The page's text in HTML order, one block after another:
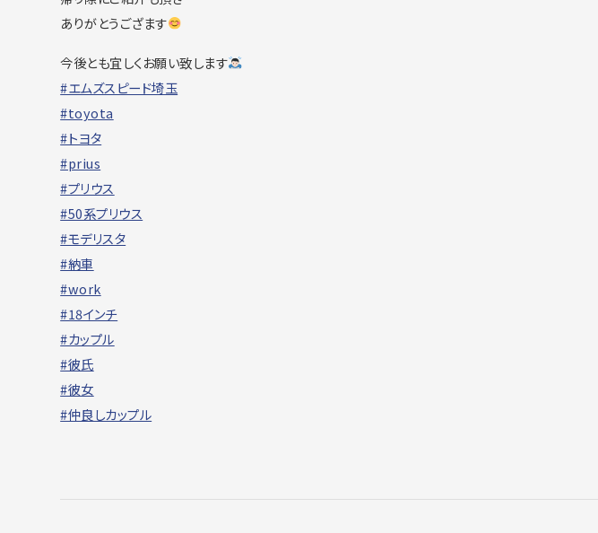
ありがとうござます
今後とも宜しくお願い致します
#エムズスピード埼玉
#toyota
#トヨタ
#prius
#プリウス
#50系プリウス
#モデリスタ
#納車
#work
#18インチ
#カップル
#彼氏
#彼女
#仲良しカップル